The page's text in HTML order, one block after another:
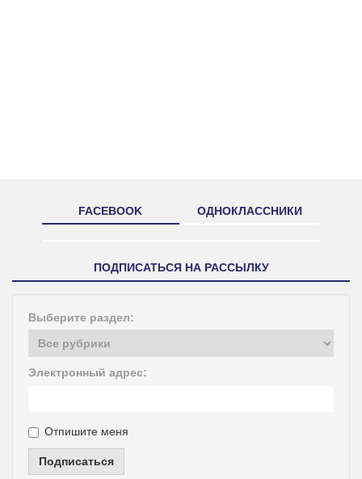
FACEBOOK ОДНОКЛАССНИКИ
ПОДПИСАТЬСЯ НА РАССЫЛКУ
Выберите раздел:
Электронный адрес:
Отпишите меня
Подписаться